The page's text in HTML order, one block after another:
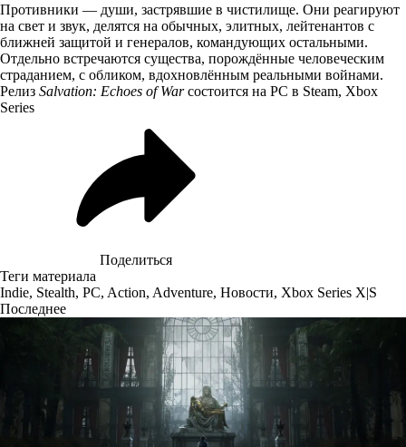
Противники — души, застрявшие в чистилище. Они реагируют
на свет и звук, делятся на обычных, элитных, лейтенантов с
ближней защитой и генералов, командующих остальными.
Отдельно встречаются существа, порождённые человеческим
страданием, с обликом, вдохновлённым реальными войнами.
Релиз Salvation: Echoes of Warсостоится на PC в Steam, Xbox
Series
Поделиться
Теги материала
Indie, Stealth, PC, Action, Adventure, Новости, Xbox Series X|S
Последнее